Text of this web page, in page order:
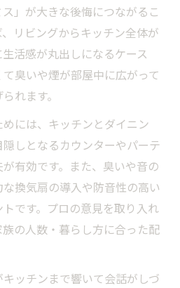
」が大きな後悔につながるこ
リビングからキッチン全体が
活感が丸出しになるケース
臭いや煙が部屋中に広がって
れます。
には、キッチンとダイニン
しとなるカウンターやパーテ
有効です。また、臭いや音の
換気扇の導入や防音性の高い
です。プロの意見を取り入れ
の人数・暮らし方に合った配
キッチンまで響いて会話がしづ